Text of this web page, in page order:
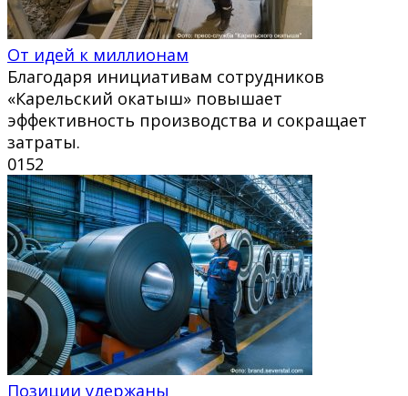
От идей к миллионам
Благодаря инициативам сотрудников
«Карельский окатыш» повышает
эффективность производства и сокращает
затраты.
0152
Позиции удержаны